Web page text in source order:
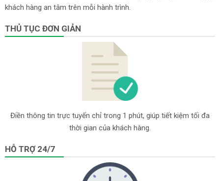
khách hàng an tâm trên mỗi hành trình.
THỦ TỤC ĐƠN GIẢN
Điền thông tin trực tuyến chỉ trong 1 phút, giúp tiết kiệm tối đa
thời gian của khách hàng.
HỖ TRỢ 24/7